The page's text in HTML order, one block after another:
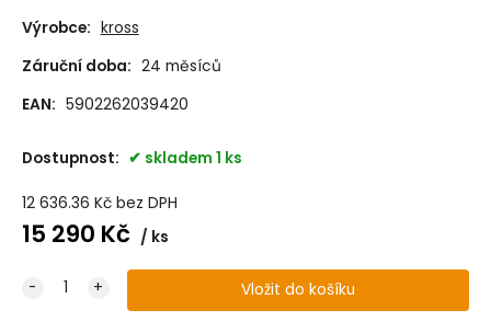
Výrobce: kross
Záruční doba: 24 měsíců
EAN: 5902262039420
Dostupnost: skladem 1 ks
12 636.36 Kč bez DPH
15 290 Kč ks